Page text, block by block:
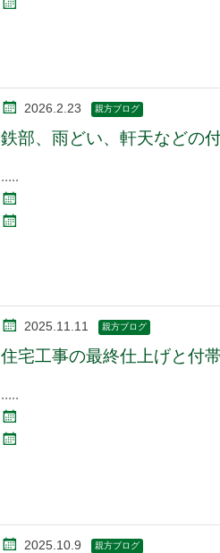
2026.2.23 親方ブログ
鉄部、雨どい、軒天などの
2025.11.11 親方ブログ
住宅工事の最終仕上げと付
2025.10.9 親方ブログ